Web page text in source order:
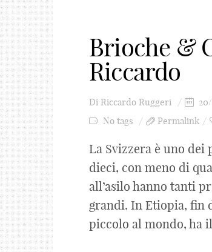
Brioche &
Riccardo
Di Riccardo Ruggeri
No tags
Permalink
La Svizzera è uno
dieci, con meno di
all’asilo hanno tanti
grandi. In Etiopia, fin
piccolo al mondo, ha